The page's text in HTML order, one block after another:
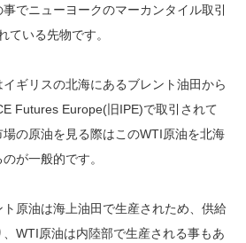
でニューヨークのマーカンタイル取引
ている先物です。
イギリスの北海にあるブレント油田から
Futures Europe(旧IPE)で取引されて
の原油を見る際はこのWTI原油を北海
が一般的です。
原油は海上油田で生産されため、供給
WTI原油は内陸部で生産される事もあ